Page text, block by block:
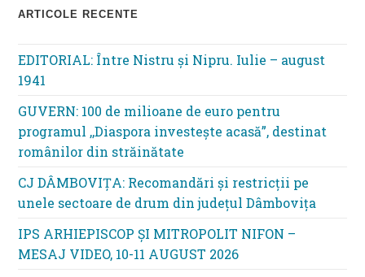
ARTICOLE RECENTE
EDITORIAL: Între Nistru şi Nipru. Iulie – august
1941
GUVERN: 100 de milioane de euro pentru
programul ,,Diaspora investește acasă”, destinat
românilor din străinătate
CJ DÂMBOVIȚA: Recomandări și restricții pe
unele sectoare de drum din județul Dâmbovița
IPS ARHIEPISCOP ȘI MITROPOLIT NIFON –
MESAJ VIDEO, 10-11 AUGUST 2026